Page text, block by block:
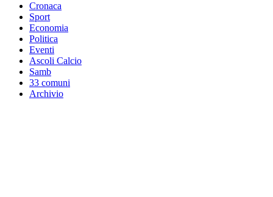
Cronaca
Sport
Economia
Politica
Eventi
Ascoli Calcio
Samb
33 comuni
Archivio